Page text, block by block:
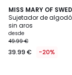
MISS MARY OF
Sujetador de
sin aros
desde
49.99 €
39.99 € -20%
4,5
/ 5
6
Colores